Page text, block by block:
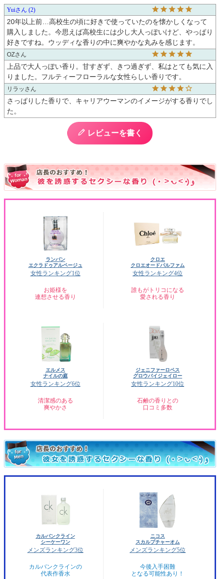
Yui
2
20年以上前…高校生の頃に好きで使っていたのを懐かしくなって
購入しました。今思えば高校生には少し大人っぽいけど、やっぱり
好きですね。ウッディな香りの中に爽やかな丸みを感じます。
OZ
上品で大人っぽい香り。甘すぎず、きつ過ぎず、私はとても気に入
りました。フルティーフローラルな女性らしい香りです。
リラッ
さっぱりした香りで、キャリアウーマンのイメージがする香りでし
た。
レビューを書く
ランバン
エクラドゥアルページュ
女性ランキング1位
お姫様を
連想させる香り
クロエ
クロエオードパルファム
女性ランキング4位
誰もがトリコになる
愛される香り
エルメス
ナイルの庭
女性ランキング6位
清潔感のある
爽やかさ
ジェニファーロペス
グロウバイジェイロー
女性ランキング10位
石鹸の香りとの
口コミ多数
カルバンクライン
シーケーワン
メンズランキング3位
カルバンクラインの
代表作香水
ニコス
スカルプチャーオム
メンズランキング5位
今後入手困難
となる可能性あり！